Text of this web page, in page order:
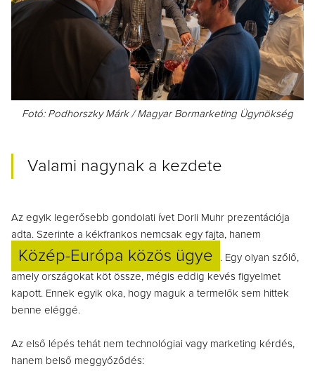
Fotó: Podhorszky Márk / Magyar Bormarketing Ügynökség
Valami nagynak a kezdete
Az egyik legerősebb gondolati ívet Dorli Muhr prezentációja
adta. Szerinte a kékfrankos nemcsak egy fajta, hanem
Közép-Európa közös ügye
. Egy olyan szőlő,
amely országokat köt össze, mégis eddig kevés figyelmet
kapott. Ennek egyik oka, hogy maguk a termelők sem hittek
benne eléggé.
Az első lépés tehát nem technológiai vagy marketing kérdés,
hanem belső meggyőződés: